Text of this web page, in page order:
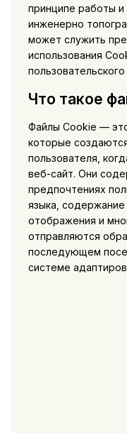
принципе работы и
инженерно
может служить
использования
Что такое
Файлы Cookie —
которые
пользователя,
веб-сайт. Они
предпочтениях
языка, содержание
отображения и
отправляются
последующем
системе